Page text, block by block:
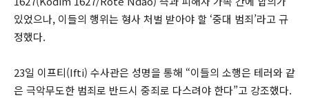
있었으나, 이들의 행위는 형사 처벌 받아야 할 ‘중대 범죄’라고 규
정했다.
23일 이프티(Ifti) 수사관은 성명을 통해 “이들의 소행은 테러와 같
은 극악무도한 범죄로 반드시 중죄로 다스려야 한다”고 강조했다.